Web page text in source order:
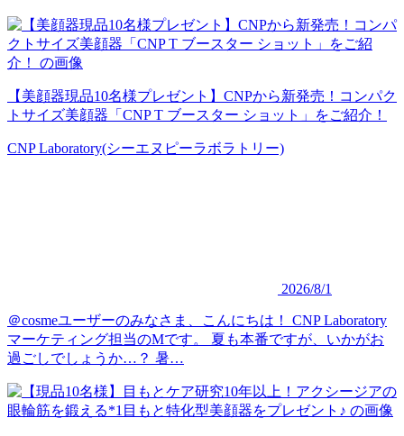
【美顔器現品10名様プレゼント】CNPから新発売！コンパク
トサイズ美顔器「CNP T ブースター ショット」をご紹介！
CNP Laboratory(シーエヌピーラボラトリー)
2026/8/1
＠cosmeユーザーのみなさま、こんにちは！ CNP Laboratory
マーケティング担当のMです。 夏も本番ですが、いかがお
過ごしでしょうか…？ 暑…